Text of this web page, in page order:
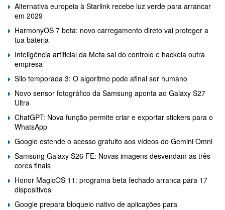
Alternativa europeia à Starlink recebe luz verde para arrancar
em 2029
HarmonyOS 7 beta: novo carregamento direto vai proteger a
tua bateria
Inteligência artificial da Meta sai do controlo e hackeia outra
empresa
Silo temporada 3: O algoritmo pode afinal ser humano
Novo sensor fotográfico da Samsung aponta ao Galaxy S27
Ultra
ChatGPT: Nova função permite criar e exportar stickers para o
WhatsApp
Google estende o acesso gratuito aos vídeos do Gemini Omni
Samsung Galaxy S26 FE: Novas imagens desvendam as três
cores finais
Honor MagicOS 11: programa beta fechado arranca para 17
dispositivos
Google prepara bloqueio nativo de aplicações para